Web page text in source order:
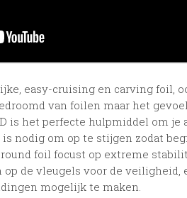
easy-cruising en carving foil,
van foilen maar het
is het perfecte hulpmiddel om je
nodig om op te stijgen zodat
foil focust op extreme
de vleugels voor de
mogelijk te maken.